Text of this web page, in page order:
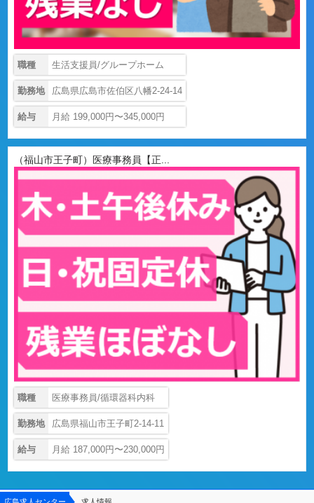
職種 生活支援員/グループホーム
勤務地 広島県広島市佐伯区八幡2-24-14
給与 月給 199,000円〜345,000円
（福山市王子町）医療事務員【正...
職種 医療事務員/循環器科内科
勤務地 広島県福山市王子町2-14-11
給与 月給 187,000円〜230,000円